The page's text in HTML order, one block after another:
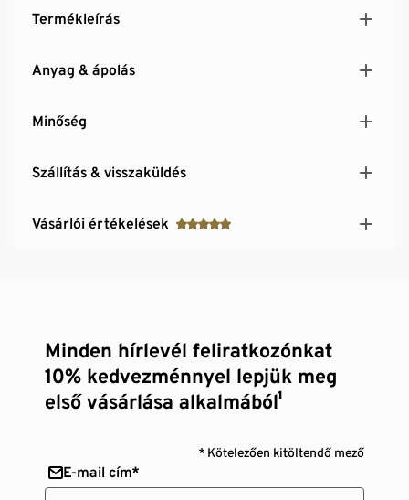
Termékleírás
Anyag & ápolás
Minőség
Szállítás & visszaküldés
Vásárlói értékelések
Minden hírlevél feliratkozónkat
10% kedvezménnyel lepjük meg
első vásárlása alkalmából¹
* Kötelezően kitöltendő mező
E-mail cím*